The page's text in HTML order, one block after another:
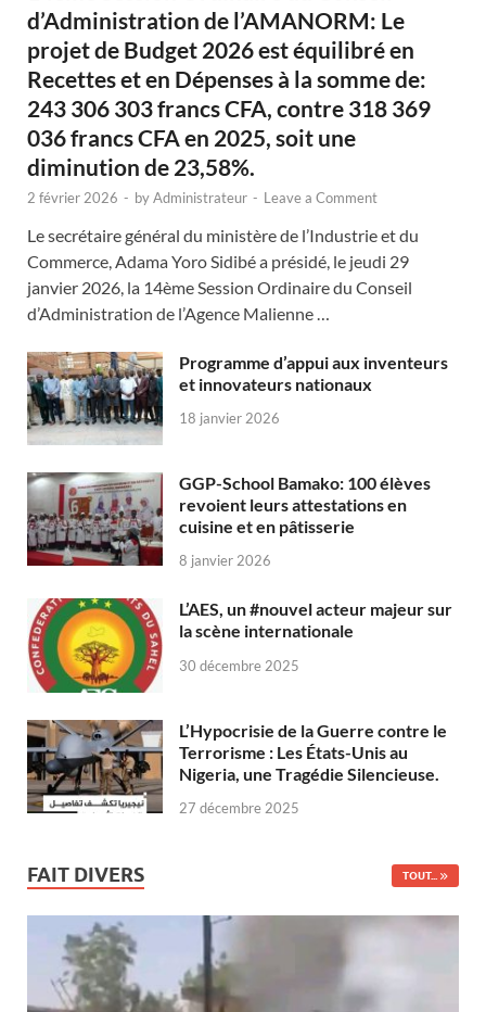
d’Administration de l’AMANORM: Le
projet de Budget 2026 est équilibré en
Recettes et en Dépenses à la somme de:
243 306 303 francs CFA, contre 318 369
036 francs CFA en 2025, soit une
diminution de 23,58%.
2 février 2026 - byAdministrateur - Leave a Comment
Le secrétaire général du ministère de l’Industrie et du
Commerce, Adama Yoro Sidibé a présidé, le jeudi 29
janvier 2026, la 14ème Session Ordinaire du Conseil
d’Administration de l’Agence Malienne …
Programme d’appui aux inventeurs
et innovateurs nationaux
18 janvier 2026
GGP-School Bamako: 100 élèves
revoient leurs attestations en
cuisine et en pâtisserie
8 janvier 2026
L’AES, un #nouvel acteur majeur sur
la scène internationale
30 décembre 2025
L’Hypocrisie de la Guerre contre le
Terrorisme : Les États-Unis au
Nigeria, une Tragédie Silencieuse.
27 décembre 2025
FAIT DIVERS TOUT...